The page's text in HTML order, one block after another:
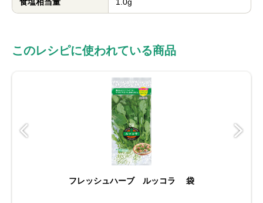
このレシピに使われている商品
フレッシュハーブ ルッコラ 袋